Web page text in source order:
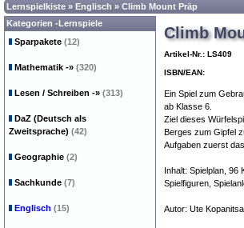
Lernspielkiste » Englisch » Climb Mount Präp
Climb
Artikel-Nr.: LS409
ISBN/EAN:
Ein Spiel zum
ab Klasse 6.
Ziel dieses
Berges zum Gipfel
Aufgaben zuerst
Inhalt: Spielplan,
Spielfiguren,
Autor: Ute
Kategorien -Lernspiele
Sparpakete (12)
Mathematik -» (320)
Lesen / Schreiben -» (313)
DaZ (Deutsch als
Zweitsprache) (42)
Geographie (2)
Sachkunde (7)
Englisch (15)